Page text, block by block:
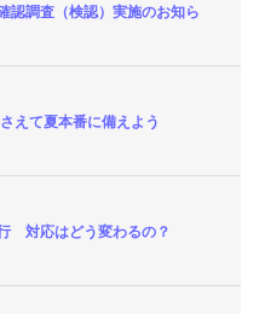
調査（検認）実施のお知ら
えて夏本番に備えよう
対応はどう変わるの？